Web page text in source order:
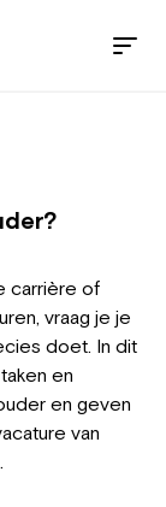
carrière of
vraag je je
doet. In dit
en
en geven
van